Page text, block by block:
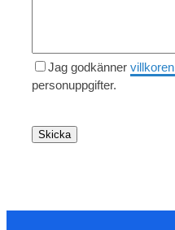
Jag godkänner villkoren
personuppgifter.